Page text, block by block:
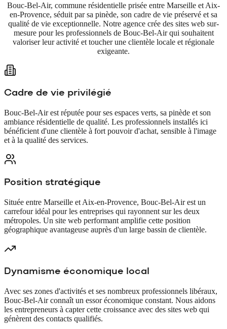
Bouc-Bel-Air, commune résidentielle prisée entre Marseille et Aix-
en-Provence, séduit par sa pinède, son cadre de vie préservé et sa
qualité de vie exceptionnelle. Notre agence crée des sites web sur-
mesure pour les professionnels de Bouc-Bel-Air qui souhaitent
valoriser leur activité et toucher une clientèle locale et régionale
exigeante.
Cadre de vie privilégié
Bouc-Bel-Air est réputée pour ses espaces verts, sa pinède et son
ambiance résidentielle de qualité. Les professionnels installés ici
bénéficient d'une clientèle à fort pouvoir d'achat, sensible à l'image
et à la qualité des services.
Position stratégique
Située entre Marseille et Aix-en-Provence, Bouc-Bel-Air est un
carrefour idéal pour les entreprises qui rayonnent sur les deux
métropoles. Un site web performant amplifie cette position
géographique avantageuse auprès d'un large bassin de clientèle.
Dynamisme économique local
Avec ses zones d'activités et ses nombreux professionnels libéraux,
Bouc-Bel-Air connaît un essor économique constant. Nous aidons
les entrepreneurs à capter cette croissance avec des sites web qui
génèrent des contacts qualifiés.